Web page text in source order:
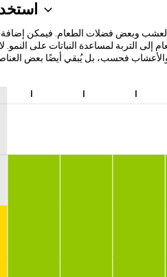
وبعض فضلات الطعام. فيمكن
التربة لمساعدة النباتات على النمو.
ا ا ا